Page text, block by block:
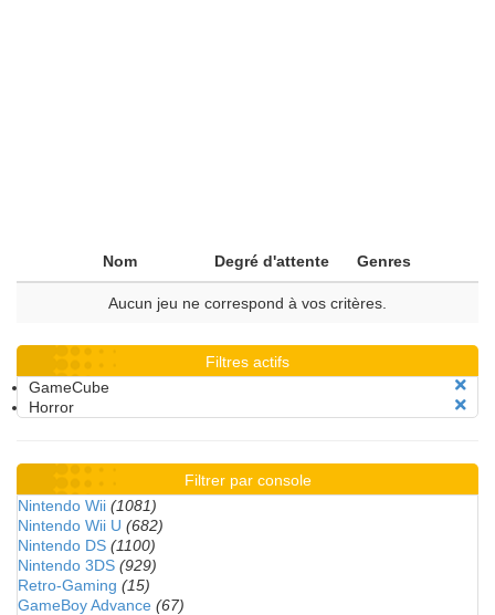
Nom Degré d'attente Genres
Aucun jeu ne correspond à vos critères.
Filtres actifs
GameCube
Horror
Filtrer par console
Nintendo Wii (1081)
Nintendo Wii U (682)
Nintendo DS (1100)
Nintendo 3DS (929)
Retro-Gaming (15)
GameBoy Advance (67)